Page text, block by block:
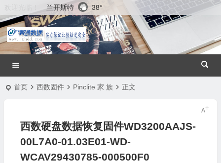
兰开斯特 38°
首页 西数固件 Pinclite 家 族 正文
西数硬盘数据恢复固件WD3200AAJS-
00L7A0-01.03E01-WD-
WCAV29430785-000500F0